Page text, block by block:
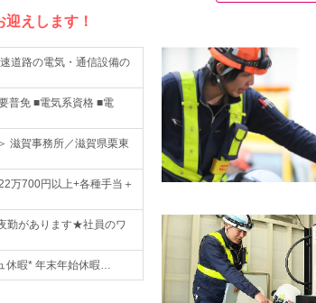
えします！
道路の電気・通信設備の
普免 ■電気系資格 ■電
滋賀事務所／滋賀県栗東
万700円以上+各種手当＋
勤があります★社員のワ
休暇* 年末年始休暇…